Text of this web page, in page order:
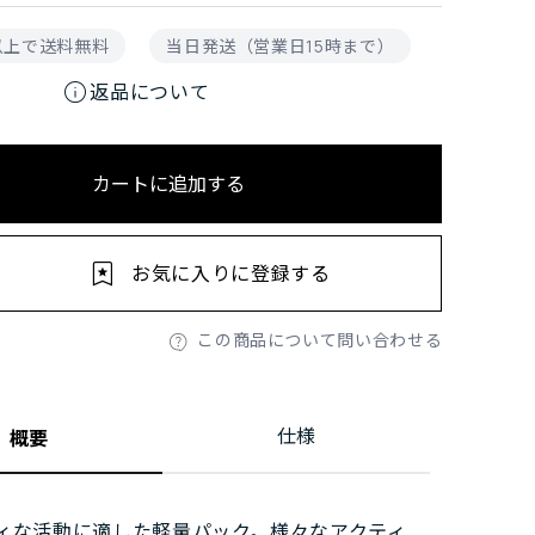
で送料無料 当日発送（営業日15時まで）
info返品について
カートに追加する
この商品について問い合わせる
お気に入りに登録する
概要 仕様